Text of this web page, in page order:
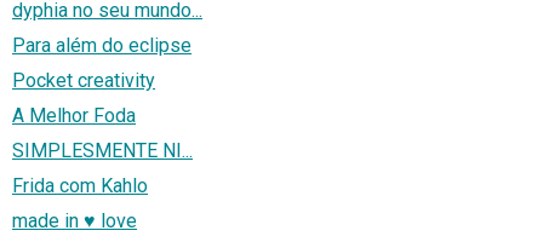
dyphia no seu mundo...
Para além do eclipse
Pocket creativity
A Melhor Foda
SIMPLESMENTE NI...
Frida com Kahlo
made in ♥ love